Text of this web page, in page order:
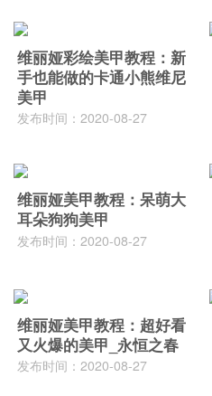
维丽娅彩绘美甲教程：新
手也能做的卡通小熊维尼
美甲
发布时间：2020-08-27
维丽娅美甲教程：呆萌大
耳朵狗狗美甲
发布时间：2020-08-27
维丽娅美甲教程：超好看
又火爆的美甲_永恒之春
发布时间：2020-08-27